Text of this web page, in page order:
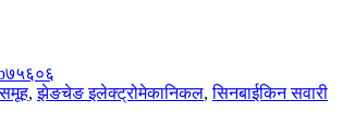
,झेङचेङ इलेक्ट्रोमेकानिकल,सिनबाईकिन सवारी